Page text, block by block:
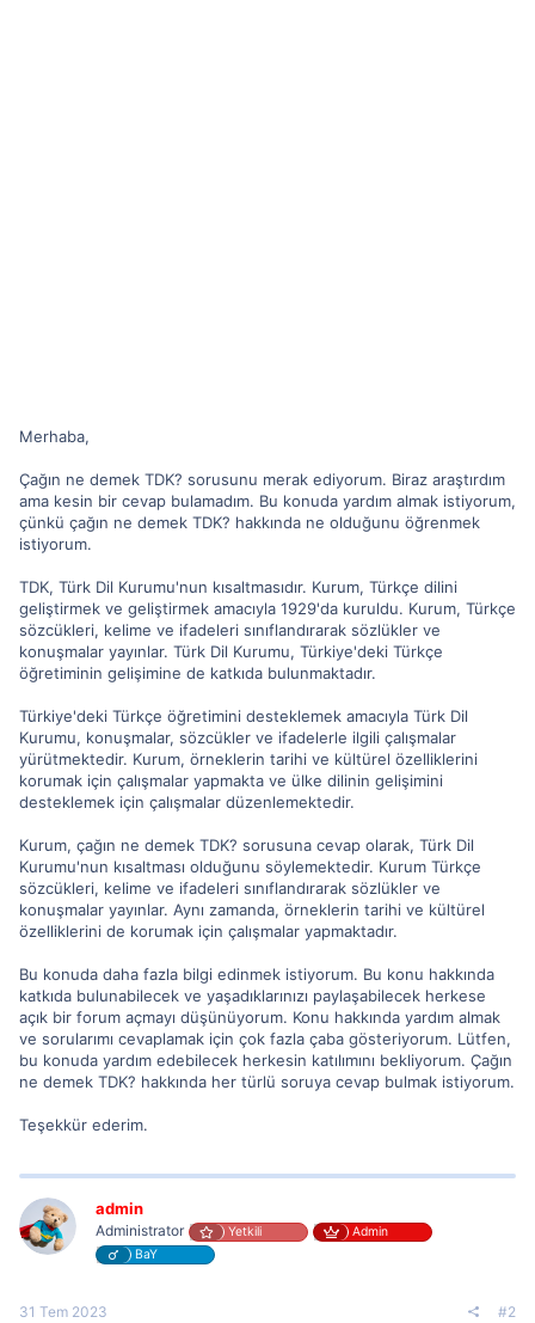
Merhaba,
Çağın ne demek TDK? sorusunu merak ediyorum. Biraz araştırdım
ama kesin bir cevap bulamadım. Bu konuda yardım almak istiyorum,
çünkü çağın ne demek TDK? hakkında ne olduğunu öğrenmek
istiyorum.
TDK, Türk Dil Kurumu'nun kısaltmasıdır. Kurum, Türkçe dilini
geliştirmek ve geliştirmek amacıyla 1929'da kuruldu. Kurum, Türkçe
sözcükleri, kelime ve ifadeleri sınıflandırarak sözlükler ve
konuşmalar yayınlar. Türk Dil Kurumu, Türkiye'deki Türkçe
öğretiminin gelişimine de katkıda bulunmaktadır.
Türkiye'deki Türkçe öğretimini desteklemek amacıyla Türk Dil
Kurumu, konuşmalar, sözcükler ve ifadelerle ilgili çalışmalar
yürütmektedir. Kurum, örneklerin tarihi ve kültürel özelliklerini
korumak için çalışmalar yapmakta ve ülke dilinin gelişimini
desteklemek için çalışmalar düzenlemektedir.
Kurum, çağın ne demek TDK? sorusuna cevap olarak, Türk Dil
Kurumu'nun kısaltması olduğunu söylemektedir. Kurum Türkçe
sözcükleri, kelime ve ifadeleri sınıflandırarak sözlükler ve
konuşmalar yayınlar. Aynı zamanda, örneklerin tarihi ve kültürel
özelliklerini de korumak için çalışmalar yapmaktadır.
Bu konuda daha fazla bilgi edinmek istiyorum. Bu konu hakkında
katkıda bulunabilecek ve yaşadıklarınızı paylaşabilecek herkese
açık bir forum açmayı düşünüyorum. Konu hakkında yardım almak
ve sorularımı cevaplamak için çok fazla çaba gösteriyorum. Lütfen,
bu konuda yardım edebilecek herkesin katılımını bekliyorum. Çağın
ne demek TDK? hakkında her türlü soruya cevap bulmak istiyorum.
Teşekkür ederim.
admin
Administrator Yetkili
Admin
BaY
31 Tem 2023 #2